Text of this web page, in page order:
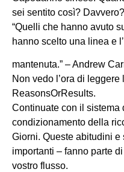
sei sentito così? Davvero?
“Quelli che hanno avuto
hanno scelto una linea e
mantenuta.” – Andrew
Non vedo l’ora di
ReasonsOrResults.
Continuate con il sistema
condizionamento della
Giorni. Queste abitudini e
importanti – fanno parte di
vostro flusso.